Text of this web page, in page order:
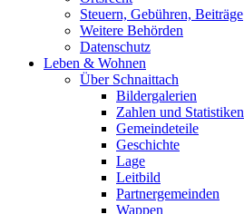
Steuern, Gebühren, Beiträge
Weitere Behörden
Datenschutz
Leben & Wohnen
Über Schnaittach
Bildergalerien
Zahlen und Statistiken
Gemeindeteile
Geschichte
Lage
Leitbild
Partnergemeinden
Wappen